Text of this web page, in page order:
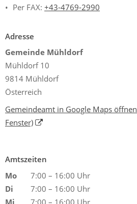
Per FAX: +43-4769-2990
Adresse
Gemeinde Mühldorf
Mühldorf 10
9814 Mühldorf
Österreich
Gemeindeamt in Google Maps öffnen
Fenster)
Amtszeiten
Mo
7:00 – 16:00 Uhr
Di
7:00 – 16:00 Uhr
Mi
7:00 – 16:00 Uhr